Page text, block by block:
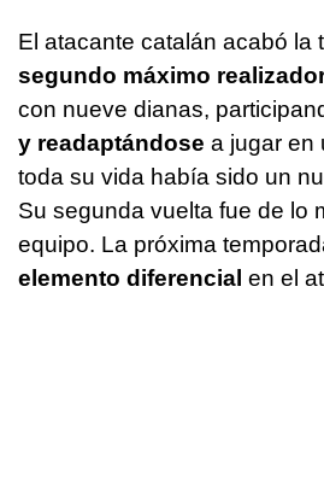
El atacante catalán acabó la
segundo máximo
con nueve dianas,
y readaptándose a jugar en
toda su vida había sido un
Su segunda vuelta fue de lo
equipo. La próxima
elemento diferencial en el